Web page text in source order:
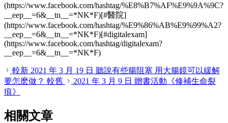
(https://www.facebook.com/hashtag/%E8%B7%AF%E9%9A%9C?
eep =6& tn =*NK*F)[#醫院]
(https://www.facebook.com/hashtag/%E9%86%AB%E9%99%A2?
eep =6& tn =*NK*F)[#digitalexam]
(https://www.facebook.com/hashtag/digitalexam?
eep =6& tn =*NK*F)
較新 2021 年 3 月 19 日 聽說有些腸阻塞 用大腸鏡可以緩解
要怎麽做？ 較舊 2021 年 3 月 9 日 贈書活動《修補生命裂
痕》
相關文章